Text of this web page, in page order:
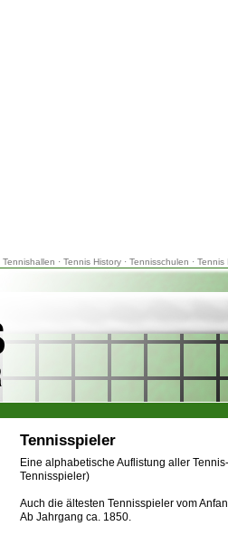
Tennishallen · Tennis History· Tennisschulen · Tennis
Tennisspieler
Eine alphabetische Auflistung aller
Tennisspieler)
Auch die ältesten Tennisspieler vom
Ab Jahrgang ca. 1850.